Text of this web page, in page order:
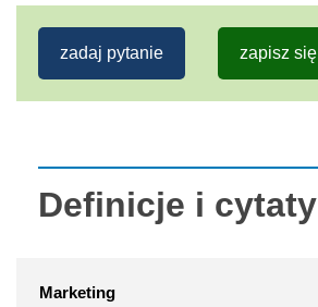
zadaj pytanie zapisz się
Definicje i cytaty
Marketing